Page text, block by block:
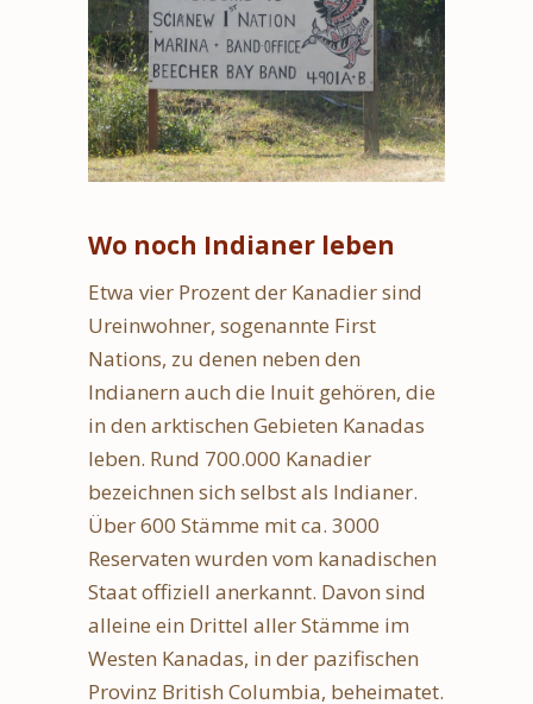
Wo noch Indianer leben
Etwa vier Prozent der Kanadier sind
Ureinwohner, sogenannte First
Nations, zu denen neben den
Indianern auch die Inuit gehören, die
in den arktischen Gebieten Kanadas
leben. Rund 700.000 Kanadier
bezeichnen sich selbst als Indianer.
Über 600 Stämme mit ca. 3000
Reservaten wurden vom kanadischen
Staat offiziell anerkannt. Davon sind
alleine ein Drittel aller Stämme im
Westen Kanadas, in der pazifischen
Provinz British Columbia, beheimatet.